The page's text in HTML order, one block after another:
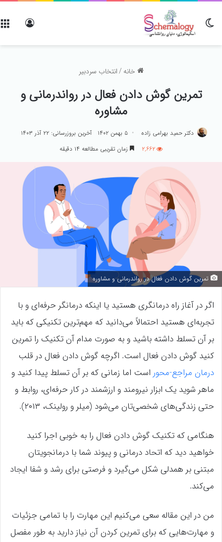
تغییر پوسته
خانه /انتخاب سردبیر
تمرین گوش دادن فعال در رواندرمانی و
مشاوره
دکتر حمید بهرامی زاده ۵ بهمن ۱۴۰۲
آخرین بروزرسانی: ۲۲ آذر ۱۴۰۳
۲,۶۶۲
زمان تقریبی مطالعه ۱۴ دقیقه
تمرین گوش دادن فعال در رواندرمانی و مشاوره
اگر در آغاز راه درمانگری هستید یا اینکه درمانگر حرفه‌ای و با
تجربه‌ای هستید احتمالاً می‌دانید که مهم‌ترین تکنیکی که باید
بر آن تسلط داشته باشید و به صورت مدام آن تکنیک را تمرین
کنید گوش دادن فعال است. اگرچه گوش دادن فعال در قلب
درمان مراجع-محور است اما زمانی که بر آن تسلط پیدا کنید و
ماهر شوید یک ابزار نیرومند و ارزشمند در کار حرفه‌ای، روابط و
حتی زندگی‌های شخصی‌تان می‌شود (میلر و رولینک، ۲۰۱۳).
هنگامی که تکنیک گوش دادن فعال را به خوبی اجرا کنید
خواهید دید که اتحاد درمانی و پیوند شما با درمانجویتان
مبتنی بر همدلی شکل می‌گیرد و فرصتی برای رشد و شفا ایجاد
می‌کند.
من در این مقاله سعی می‌کنیم این مهارت را با تمامی جزئیات
و مهارت‌هایی که برای تمرین کردن آن نیاز دارید به طور مفصل